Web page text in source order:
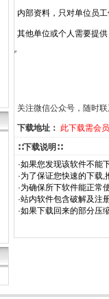
内部资料，只对单位员
其他单位或个人需要提
关注微信公众号，随时
下载地址： 此下载需会
∷下载说明∷
·如果您发现该软件不能
·为了保证您快速的下载,
·为确保所下软件能正常
·站内软件包含破解及注
·如果下载回来的部分压